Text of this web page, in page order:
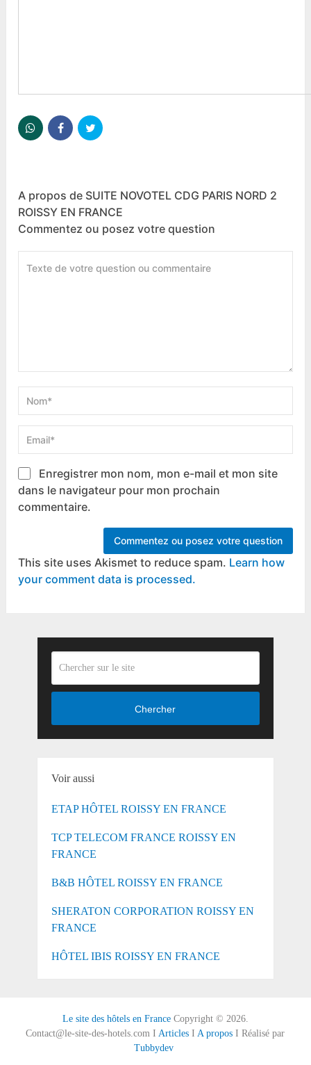
A propos de SUITE NOVOTEL CDG PARIS NORD 2
ROISSY EN FRANCE
Commentez ou posez votre question
Enregistrer mon nom, mon e-mail et mon site
dans le navigateur pour mon prochain
commentaire.
This site uses Akismet to reduce spam. Learn how
your comment data is processed.
Chercher
Voir aussi
ETAP HÔTEL ROISSY EN FRANCE
TCP TELECOM FRANCE ROISSY EN
FRANCE
B&B HÔTEL ROISSY EN FRANCE
SHERATON CORPORATION ROISSY EN
FRANCE
HÔTEL IBIS ROISSY EN FRANCE
Le site des hôtels en FranceCopyright © 2026.
Contact@le-site-des-hotels.com IArticles IA propos I Réalisé par
Tubbydev